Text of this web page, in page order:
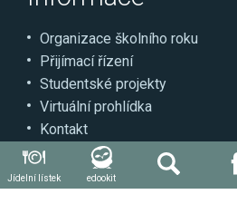
Jídelní lístek edookit
Organizace školního roku
Přijímací řízení
Studentské projekty
Virtuální prohlídka
Kontakt
Může se hodit